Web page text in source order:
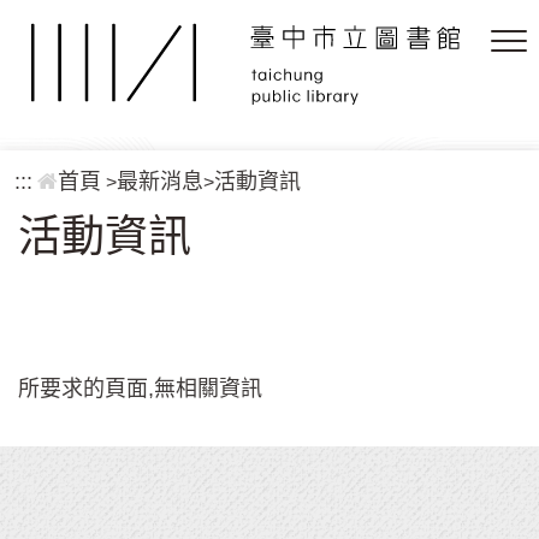
::: 首頁 >最新消息>活動資訊
活動資訊
所要求的頁面,無相關資訊